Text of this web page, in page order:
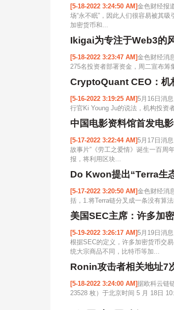
[5-18-2022 3:24:50 AM]金色财经报
场“永不眠”，因此人们很容易被其
加密货币和...
Ikigai为专注于Web3的
[5-18-2022 3:23:47 AM]金色财经消
275名投资者部署资金，周二宣布
CryptoQuant CEO：机
[5-16-2022 3:19:25 AM]5月16日消
行官Ki Young Ju的说法，机构投资
中国电影资料馆首发电
[5-17-2022 3:22:44 AM]5月17日消
故事片”《劳工之爱情》诞生一百周
报，将利用区块...
Do Kwon提出“Terra生
[5-17-2022 3:20:50 AM]金色财经消
括，1.将Terra链分叉成一条没有算
美国SEC主席：许多加
[5-19-2022 3:26:17 AM]5月19日消
根据SEC的定义，许多加密货币交
统大宗商品不同，比特币等加...
Ronin攻击者相关地址7
[5-18-2022 3:24:00 AM]据欧科云链
23528 枚）于北京时间 5 月 18日